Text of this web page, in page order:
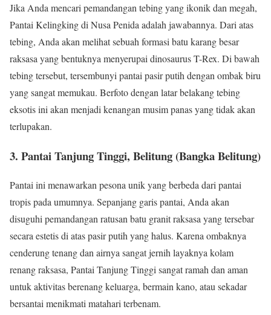
Jika Anda mencari pemandangan tebing yang ikonik dan megah,
Pantai Kelingking di Nusa Penida adalah jawabannya. Dari atas
tebing, Anda akan melihat sebuah formasi batu karang besar
raksasa yang bentuknya menyerupai dinosaurus T-Rex. Di bawah
tebing tersebut, tersembunyi pantai pasir putih dengan ombak biru
yang sangat memukau. Berfoto dengan latar belakang tebing
eksotis ini akan menjadi kenangan musim panas yang tidak akan
terlupakan.
3. Pantai Tanjung Tinggi, Belitung (Bangka Belitung)
Pantai ini menawarkan pesona unik yang berbeda dari pantai
tropis pada umumnya. Sepanjang garis pantai, Anda akan
disuguhi pemandangan ratusan batu granit raksasa yang tersebar
secara estetis di atas pasir putih yang halus. Karena ombaknya
cenderung tenang dan airnya sangat jernih layaknya kolam
renang raksasa, Pantai Tanjung Tinggi sangat ramah dan aman
untuk aktivitas berenang keluarga, bermain kano, atau sekadar
bersantai menikmati matahari terbenam.